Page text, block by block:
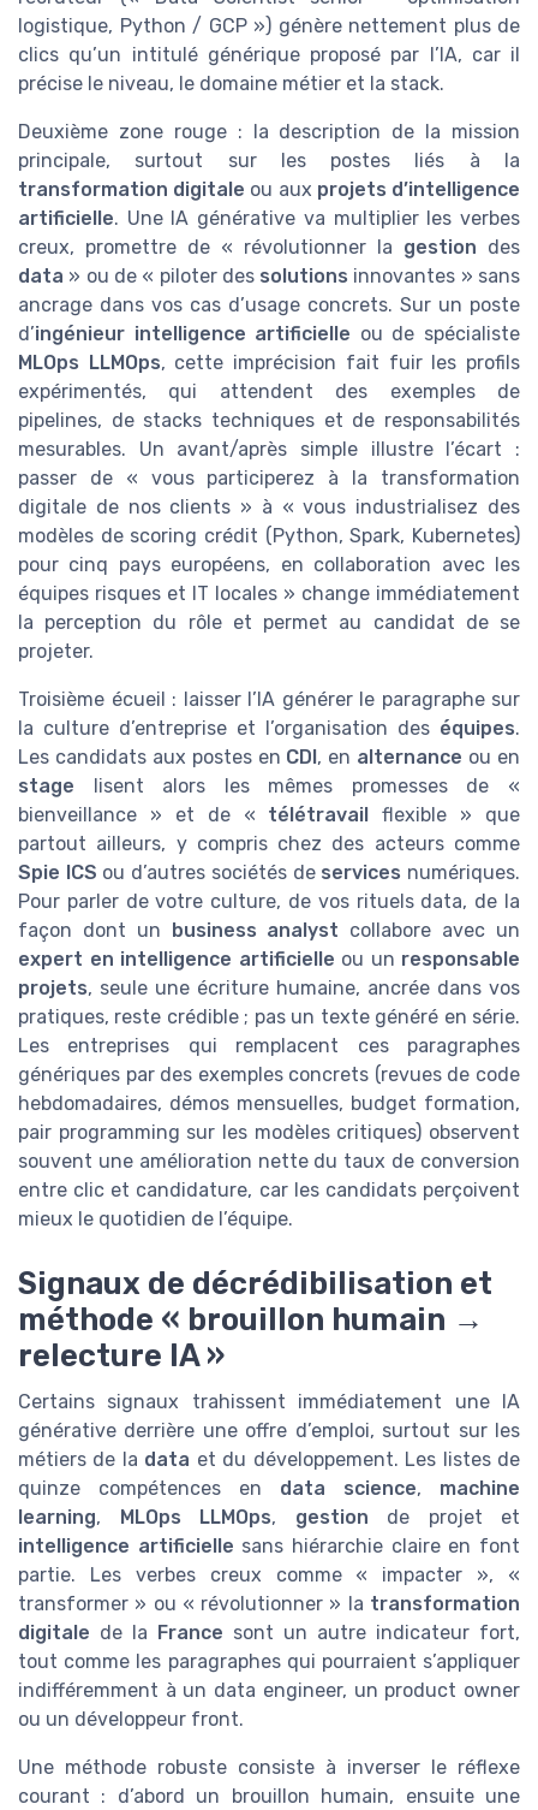
logistique, Python / GCP ») génère nettement plus de
clics qu’un intitulé générique proposé par l’IA, car il
précise le niveau, le domaine métier et la stack.
Deuxième zone rouge : la description de la mission
principale, surtout sur les postes liés à la
transformation digitale ou aux projets d’intelligence
artificielle. Une IA générative va multiplier les verbes
creux, promettre de « révolutionner la gestion des
data » ou de « piloter des solutions innovantes » sans
ancrage dans vos cas d’usage concrets. Sur un poste
d’ingénieur intelligence artificielle ou de spécialiste
MLOps LLMOps, cette imprécision fait fuir les profils
expérimentés, qui attendent des exemples de
pipelines, de stacks techniques et de responsabilités
mesurables. Un avant/après simple illustre l’écart :
passer de « vous participerez à la transformation
digitale de nos clients » à « vous industrialisez des
modèles de scoring crédit (Python, Spark, Kubernetes)
pour cinq pays européens, en collaboration avec les
équipes risques et IT locales » change immédiatement
la perception du rôle et permet au candidat de se
projeter.
Troisième écueil : laisser l’IA générer le paragraphe sur
la culture d’entreprise et l’organisation des équipes.
Les candidats aux postes en CDI, en alternance ou en
stage lisent alors les mêmes promesses de «
bienveillance » et de « télétravail flexible » que
partout ailleurs, y compris chez des acteurs comme
Spie ICS ou d’autres sociétés de services numériques.
Pour parler de votre culture, de vos rituels data, de la
façon dont un business analyst collabore avec un
expert en intelligence artificielle ou un responsable
projets, seule une écriture humaine, ancrée dans vos
pratiques, reste crédible ; pas un texte généré en série.
Les entreprises qui remplacent ces paragraphes
génériques par des exemples concrets (revues de code
hebdomadaires, démos mensuelles, budget formation,
pair programming sur les modèles critiques) observent
souvent une amélioration nette du taux de conversion
entre clic et candidature, car les candidats perçoivent
mieux le quotidien de l’équipe.
Signaux de décrédibilisation et
méthode « brouillon humain →
relecture IA »
Certains signaux trahissent immédiatement une IA
générative derrière une offre d’emploi, surtout sur les
métiers de la data et du développement. Les listes de
quinze compétences en data science, machine
learning, MLOps LLMOps, gestion de projet et
intelligence artificielle sans hiérarchie claire en font
partie. Les verbes creux comme « impacter », «
transformer » ou « révolutionner » la transformation
digitale de la France sont un autre indicateur fort,
tout comme les paragraphes qui pourraient s’appliquer
indifféremment à un data engineer, un product owner
ou un développeur front.
Une méthode robuste consiste à inverser le réflexe
courant : d’abord un brouillon humain, ensuite une